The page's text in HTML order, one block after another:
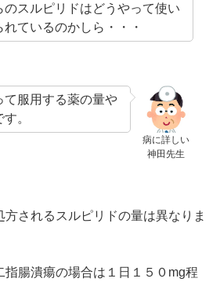
のスルピリドはどうやって使い
れているのかしら・・・
病に詳しい
神田先生
て服用する薬の量や
。
されるスルピリドの量は異なりま
指腸潰瘍の場合は１日１５０mg程